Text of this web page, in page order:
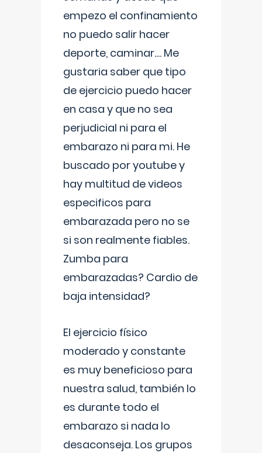
empezo el confinamiento
no puedo salir hacer
deporte, caminar.... Me
gustaria saber que tipo
de ejercicio puedo hacer
en casa y que no sea
perjudicial ni para el
embarazo ni para mi. He
buscado por youtube y
hay multitud de videos
especificos para
embarazada pero no se
si son realmente fiables.
Zumba para
embarazadas? Cardio de
baja intensidad?
El ejercicio físico
moderado y constante
es muy beneficioso para
nuestra salud, también lo
es durante todo el
embarazo si nada lo
desaconseja. Los grupos